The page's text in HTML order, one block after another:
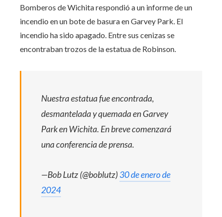
Bomberos de Wichita respondió a un informe de un
incendio en un bote de basura en Garvey Park. El
incendio ha sido apagado. Entre sus cenizas se
encontraban trozos de la estatua de Robinson.
Nuestra estatua fue encontrada,
desmantelada y quemada en Garvey
Park en Wichita. En breve comenzará
una conferencia de prensa.
—Bob Lutz (@boblutz) 30 de enero de
2024